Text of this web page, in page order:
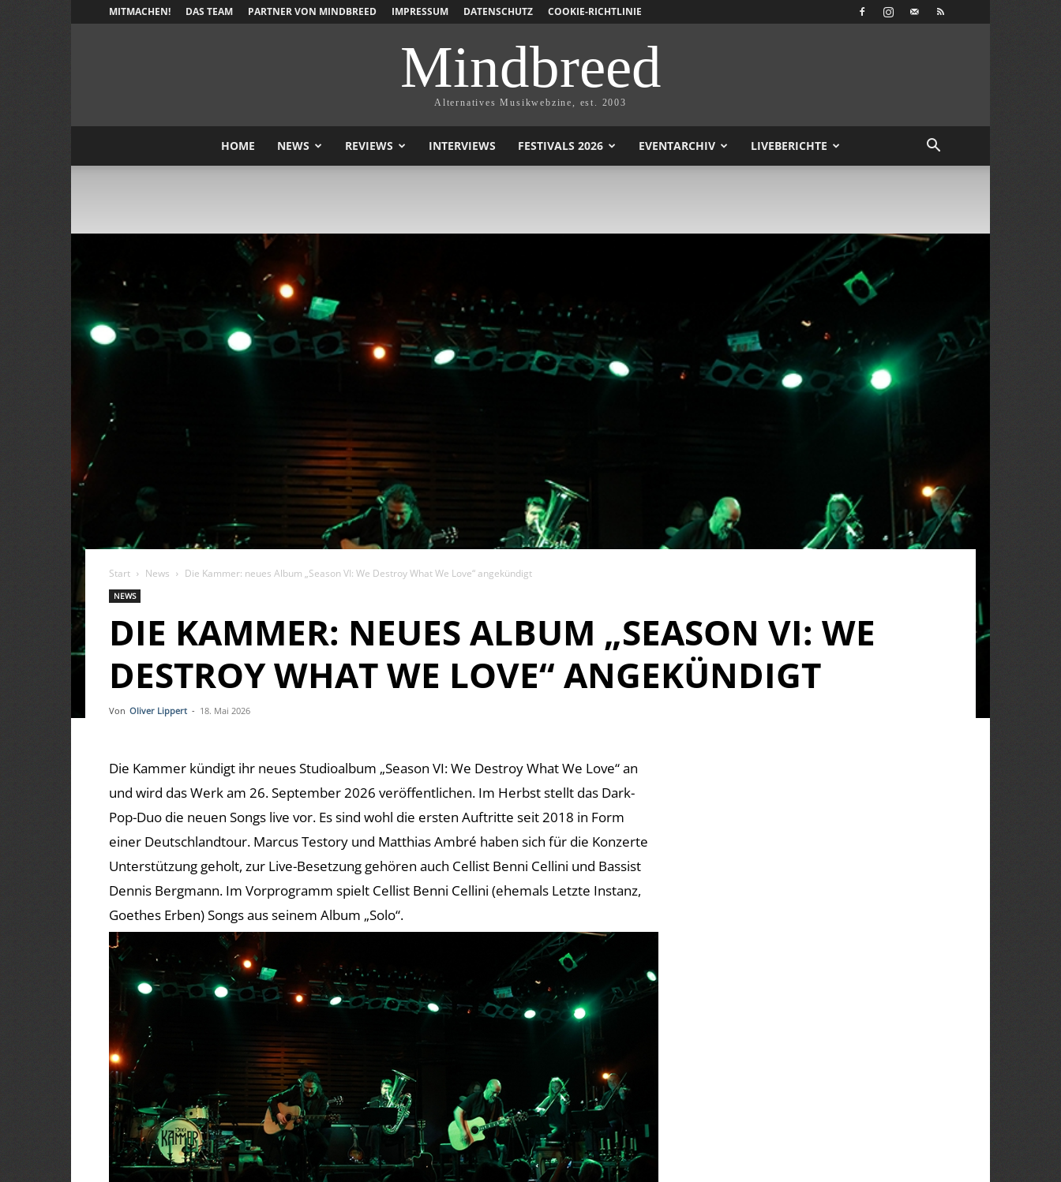
MITMACHEN! DAS TEAM PARTNER VON MINDBREED IMPRESSUM DATENSCHUTZ COOKIE-RICHTLINIE
Mindbreed
Alternatives Musikwebzine, est. 2003
HOME NEWS REVIEWS INTERVIEWS FESTIVALS 2026 EVENTARCHIV LIVEBERICHTE
Start News Die Kammer: neues Album „Season VI: We Destroy What We Love“ angekündigt
NEWS
DIE KAMMER: NEUES ALBUM „SEASON VI: WE
DESTROY WHAT WE LOVE“ ANGEKÜNDIGT
Von Oliver Lippert - 18. Mai 2026
Die Kammer kündigt ihr neues Studioalbum „Season VI: We Destroy What We Love“ an
und wird das Werk am 26. September 2026 veröffentlichen. Im Herbst stellt das Dark-
Pop-Duo die neuen Songs live vor. Es sind wohl die ersten Auftritte seit 2018 in Form
einer Deutschlandtour. Marcus Testory und Matthias Ambré haben sich für die Konzerte
Unterstützung geholt, zur Live-Besetzung gehören auch Cellist Benni Cellini und Bassist
Dennis Bergmann. Im Vorprogramm spielt Cellist Benni Cellini (ehemals Letzte Instanz,
Goethes Erben) Songs aus seinem Album „Solo“.